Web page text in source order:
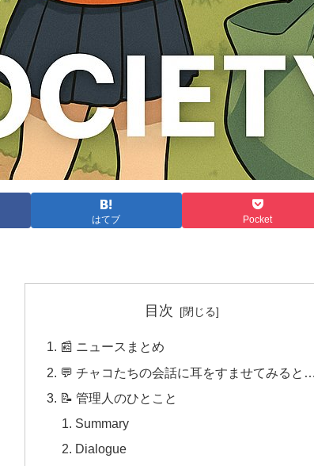
はてブ Pocket
目次
📰 ニュースまとめ
💬 チャコたちの会話に耳をすませてみると…
📝 管理人のひとこと
Summary
Dialogue